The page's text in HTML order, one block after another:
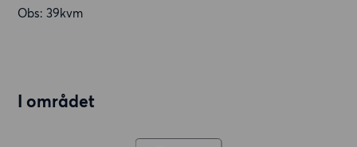
Obs: 39kvm
I området